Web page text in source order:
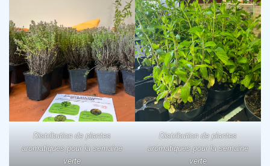
Distribution de plantes
aromatiques pour la semaine
verte
Distribution de plantes
aromatiques pour la semaine
verte